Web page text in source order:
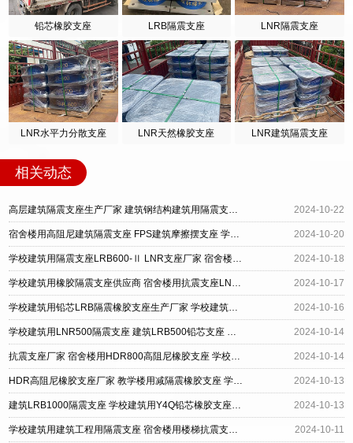
铅芯橡胶支座 LRB隔震支座 LNR隔震支座
LNR水平力分散支座 LNR天然橡胶支座 LNR建筑隔震支座
相关动态
高层建筑隔震支座生产厂家 建筑钢结构建筑用隔震支座生产厂家 学校建筑用摩擦摆隔震支座厂家 2024-10-22
宿舍楼用高阻尼建筑隔震支座 FPS建筑摩擦摆支座 学校建筑用橡胶隔震支座LRB生产厂家 2024-10-20
学校建筑用隔震支座LRB600-Ⅱ LNR支座厂家 宿舍楼用橡胶铅芯支座生产厂家 2024-10-18
学校建筑用橡胶隔震支座供应商 宿舍楼用抗震支座LNR700生产厂家 医院用隔震支座厂商 2024-10-17
学校建筑用铅芯LRB隔震橡胶支座生产厂家 学校建筑用建筑钢结构支座 小型隔震支座厂家 2024-10-16
学校建筑用LNR500隔震支座 建筑LRB500铅芯支座 学校建筑用LNR1000支座生产厂家 2024-10-14
抗震支座厂家 宿舍楼用HDR800高阻尼橡胶支座 学校建筑用LNR1400橡胶支座 2024-10-14
HDR高阻尼橡胶支座厂家 教学楼用减隔震橡胶支座 学校建筑用LRB隔震铅芯支座 2024-10-13
建筑LRB1000隔震支座 学校建筑用Y4Q铅芯橡胶支座 建筑隔震支座LRB700 2024-10-13
学校建筑用建筑工程用隔震支座 宿舍楼用楼梯抗震支座生产厂家 医院用LRB400铅芯支座生产厂家 2024-10-11